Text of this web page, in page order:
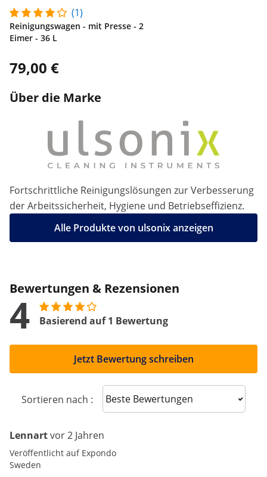
(1)
Reinigungswagen - mit Presse - 2
Eimer - 36 L
79,00 €
Über die Marke
Fortschrittliche Reinigungslösungen zur Verbesserung
der Arbeitssicherheit, Hygiene und Betriebseffizienz.
Alle Produkte von ulsonix anzeigen
Bewertungen & Rezensionen
4 Basierend auf 1 Bewertung
Jetzt Bewertung schreiben
Sortieren nach : Sort reviews
Lennartvor 2 Jahren
Veröffentlicht auf Expondo
Sweden